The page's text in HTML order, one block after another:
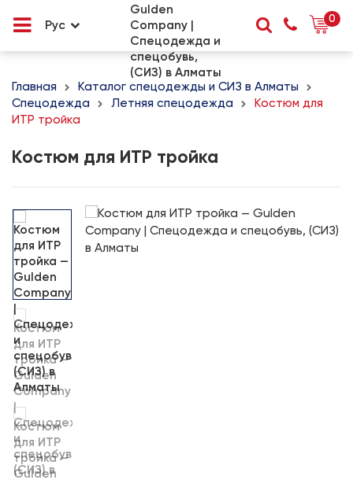
Рус
0
Главная
Каталог спецодежды и СИЗ в Алматы
Спецодежда
Летняя спецодежда
Костюм для
ИТР тройка
Костюм для ИТР тройка